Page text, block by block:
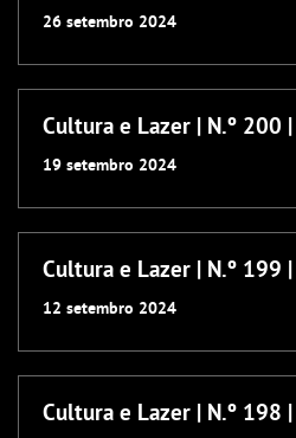
26 setembro 2024
Cultura e Lazer | N.º 200
19 setembro 2024
Cultura e Lazer | N.º 199
12 setembro 2024
Cultura e Lazer | N.º 198